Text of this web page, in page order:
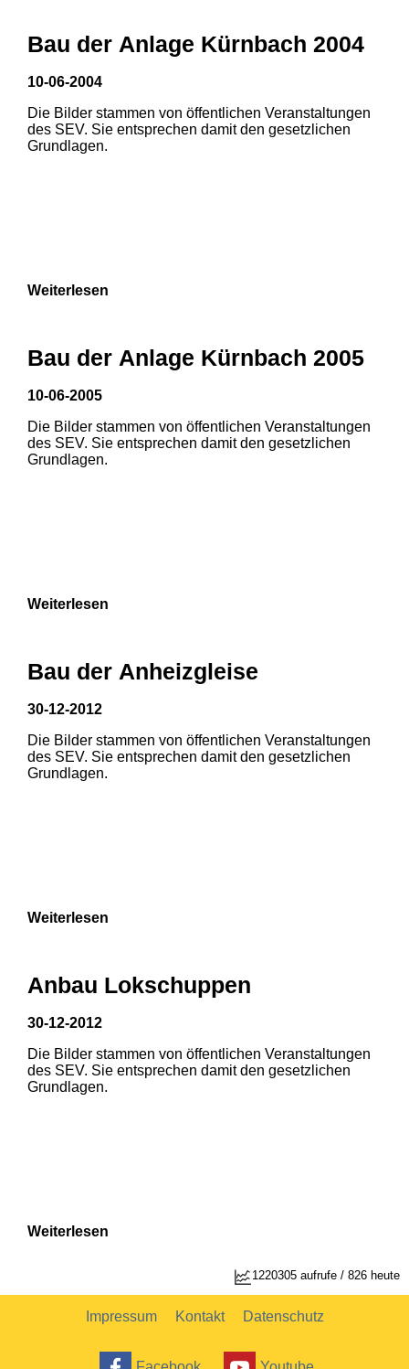
1 2 3
1 2
1 2
3
Bau der Anlage Kürnbach 2004
10-06-2004
Die Bilder stammen von öffentlichen Veranstaltungen
des SEV. Sie entsprechen damit den gesetzlichen
Grundlagen.
Weiterlesen
Bau der Anlage Kürnbach 2005
10-06-2005
Die Bilder stammen von öffentlichen Veranstaltungen
des SEV. Sie entsprechen damit den gesetzlichen
Grundlagen.
3
Weiterlesen
Bau der Anheizgleise
30-12-2012
Die Bilder stammen von öffentlichen Veranstaltungen
des SEV. Sie entsprechen damit den gesetzlichen
Grundlagen.
Weiterlesen
Anbau Lokschuppen
30-12-2012
Die Bilder stammen von öffentlichen Veranstaltungen
des SEV. Sie entsprechen damit den gesetzlichen
Grundlagen.
Weiterlesen
1220305 aufrufe / 826 heute
Impressum Kontakt Datenschutz